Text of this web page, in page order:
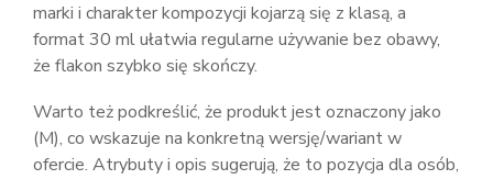
marki i charakter kompozycji kojarzą się z klasą, a
format 30 ml ułatwia regularne używanie bez obawy,
że flakon szybko się skończy.
Warto też podkreślić, że produkt jest oznaczony jako
(M), co wskazuje na konkretną wersję/wariant w
ofercie. Atrybuty i opis sugerują, że to pozycja dla osób,